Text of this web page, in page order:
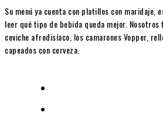
Su menú ya cuenta con platillos con maridaje,
leer qué tipo de bebida queda mejor.
ceviche afrodisíaco, los camarones Vopper,
capeados con cerveza.